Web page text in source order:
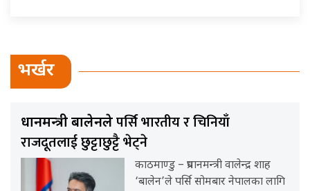
भर्खर
प्रधानमन्त्री बालेनलेपर्सि भारतीय र चिनियाँ
राजदूतलाई छुट्टाछुट्टै भेट्ने
काठमाण्डु – प्रधानमन्त्री वालेन्द्र शाह
‘बालेन’ले पर्सि सोमबार नेपालका लागि